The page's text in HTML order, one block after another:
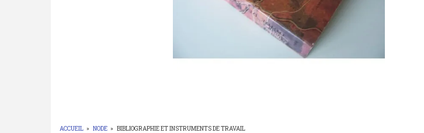
ACCUEIL » NODE » BIBLIOGRAPHIE ET INSTRUMENTS DE TRAVAIL